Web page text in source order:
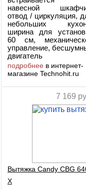
навесной
отвод / циркуляция,
небольших
ширина для
60 см,
управление,
двигатель
подробнеев интернет-
магазине Technohit.ru
7 169
Вытяжка Candy CBG
X